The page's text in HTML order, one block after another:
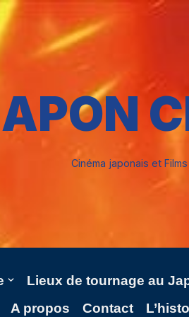
Cinéma japonais et
Lieux de tournage au
A propos Contact